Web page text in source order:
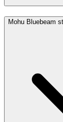
Mohu Bluebeam